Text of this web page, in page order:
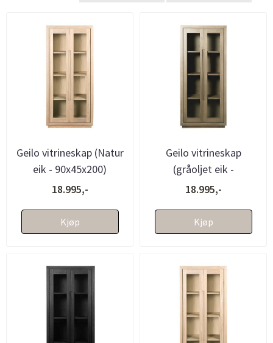
Geilo vitrineskap (Natur
eik - 90x45x200)
18.995,-
Kjøp
Geilo vitrineskap
(gråoljet eik -
90x45x200)
18.995,-
Kjøp